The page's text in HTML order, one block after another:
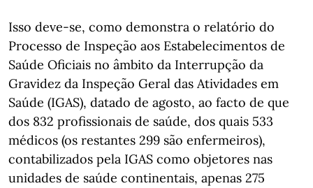
Isso deve-se, como demonstra o relatório do
Processo de Inspeção aos Estabelecimentos de
Saúde Oficiais no âmbito da Interrupção da
Gravidez da Inspeção Geral das Atividades em
Saúde (IGAS), datado de agosto, ao facto de que
dos 832 profissionais de saúde, dos quais 533
médicos (os restantes 299 são enfermeiros),
contabilizados pela IGAS como objetores nas
unidades de saúde continentais, apenas 275